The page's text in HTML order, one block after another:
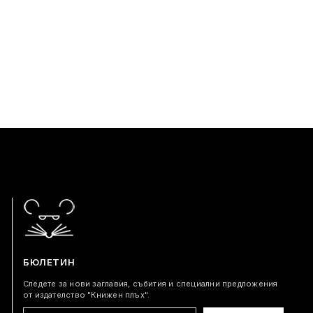
БЮЛЕТИН
Следете за нови заглавия, събития и специални предложения
от издателство "Книжен плъх".